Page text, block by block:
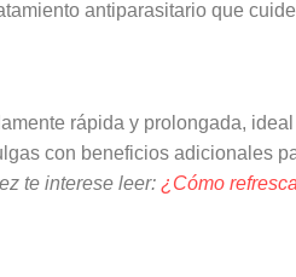
antiparasitario que
rápida y prolongada,
con beneficios adicionales
te interese leer: ¿Cómo